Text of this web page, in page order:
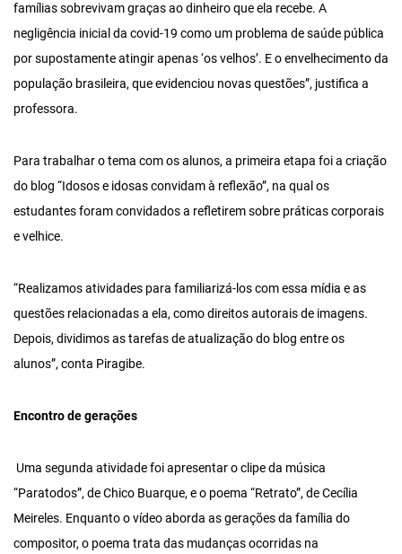
famílias sobrevivam graças ao dinheiro que ela recebe. A
negligência inicial da covid-19 como um problema de saúde pública
por supostamente atingir apenas ‘os velhos’. E o envelhecimento da
população brasileira, que evidenciou novas questões”, justifica a
professora.
Para trabalhar o tema com os alunos, a primeira etapa foi a criação
do blog “Idosos e idosas convidam à reflexão”, na qual os
estudantes foram convidados a refletirem sobre práticas corporais
e velhice.
“Realizamos atividades para familiarizá-los com essa mídia e as
questões relacionadas a ela, como direitos autorais de imagens.
Depois, dividimos as tarefas de atualização do blog entre os
alunos”, conta Piragibe.
Encontro de gerações
Uma segunda atividade foi apresentar o clipe da música
“Paratodos”, de Chico Buarque, e o poema “Retrato”, de Cecília
Meireles. Enquanto o vídeo aborda as gerações da família do
compositor, o poema trata das mudanças ocorridas na